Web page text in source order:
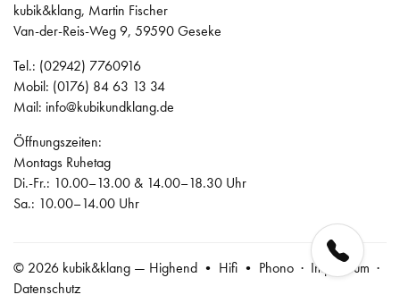
kubik&klang, Martin Fischer
Van-der-Reis-Weg 9, 59590 Geseke
Tel.: (02942) 7760916
Mobil: (0176) 84 63 13 34
Mail: info@kubikundklang.de
Öffnungszeiten:
Montags Ruhetag
Di.-Fr.: 10.00–13.00 & 14.00–18.30 Uhr
Sa.: 10.00–14.00 Uhr
© 2026 kubik&klang — Highend • Hifi • Phono · Impressum ·
Datenschutz